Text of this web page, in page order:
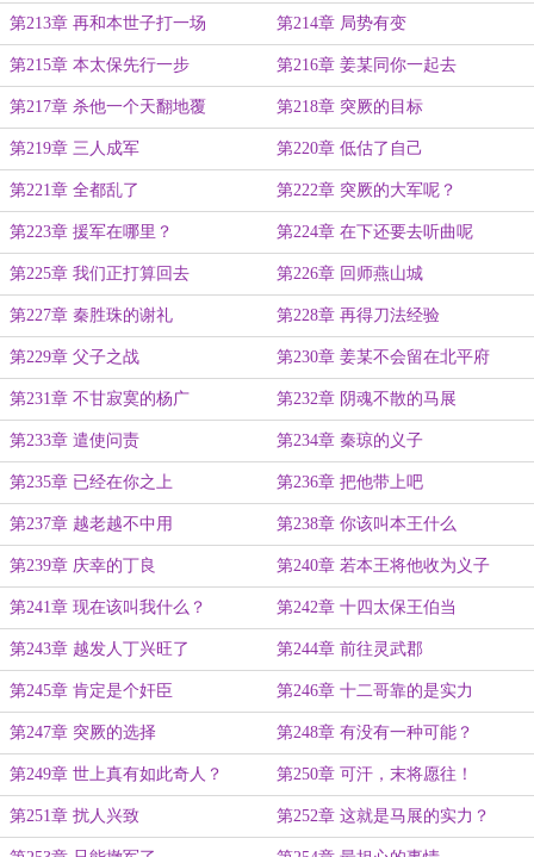
第213章 再和本世子打一场 第214章 局势有变
第215章 本太保先行一步 第216章 姜某同你一起去
第217章 杀他一个天翻地覆 第218章 突厥的目标
第219章 三人成军 第220章 低估了自己
第221章 全都乱了 第222章 突厥的大军呢？
第223章 援军在哪里？ 第224章 在下还要去听曲呢
第225章 我们正打算回去 第226章 回师燕山城
第227章 秦胜珠的谢礼 第228章 再得刀法经验
第229章 父子之战 第230章 姜某不会留在北平府
第231章 不甘寂寞的杨广 第232章 阴魂不散的马展
第233章 遣使问责 第234章 秦琼的义子
第235章 已经在你之上 第236章 把他带上吧
第237章 越老越不中用 第238章 你该叫本王什么
第239章 庆幸的丁良 第240章 若本王将他收为义子
第241章 现在该叫我什么？ 第242章 十四太保王伯当
第243章 越发人丁兴旺了 第244章 前往灵武郡
第245章 肯定是个奸臣 第246章 十二哥靠的是实力
第247章 突厥的选择 第248章 有没有一种可能？
第249章 世上真有如此奇人？ 第250章 可汗，末将愿往！
第251章 扰人兴致 第252章 这就是马展的实力？